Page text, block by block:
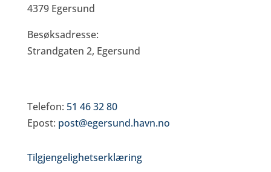
4379 Egersund
Besøksadresse:
Strandgaten 2, Egersund
Telefon: 51 46 32 80
Epost: post@egersund.havn.no
Tilgjengelighetserklæring